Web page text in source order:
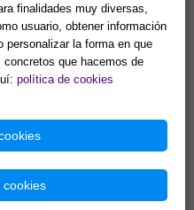
AGUA DE SALVIA 200 ml.
(PURIFICACION Y
PROTECCION)
Válido para uso tópico. ...
finalidades muy diversas,
usuario, obtener información
personalizar la forma en que
que hacemos de
política de cookies
cookies